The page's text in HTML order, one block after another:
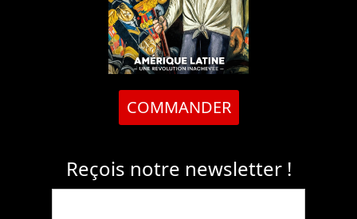
COMMANDER
Reçois notre newsletter !